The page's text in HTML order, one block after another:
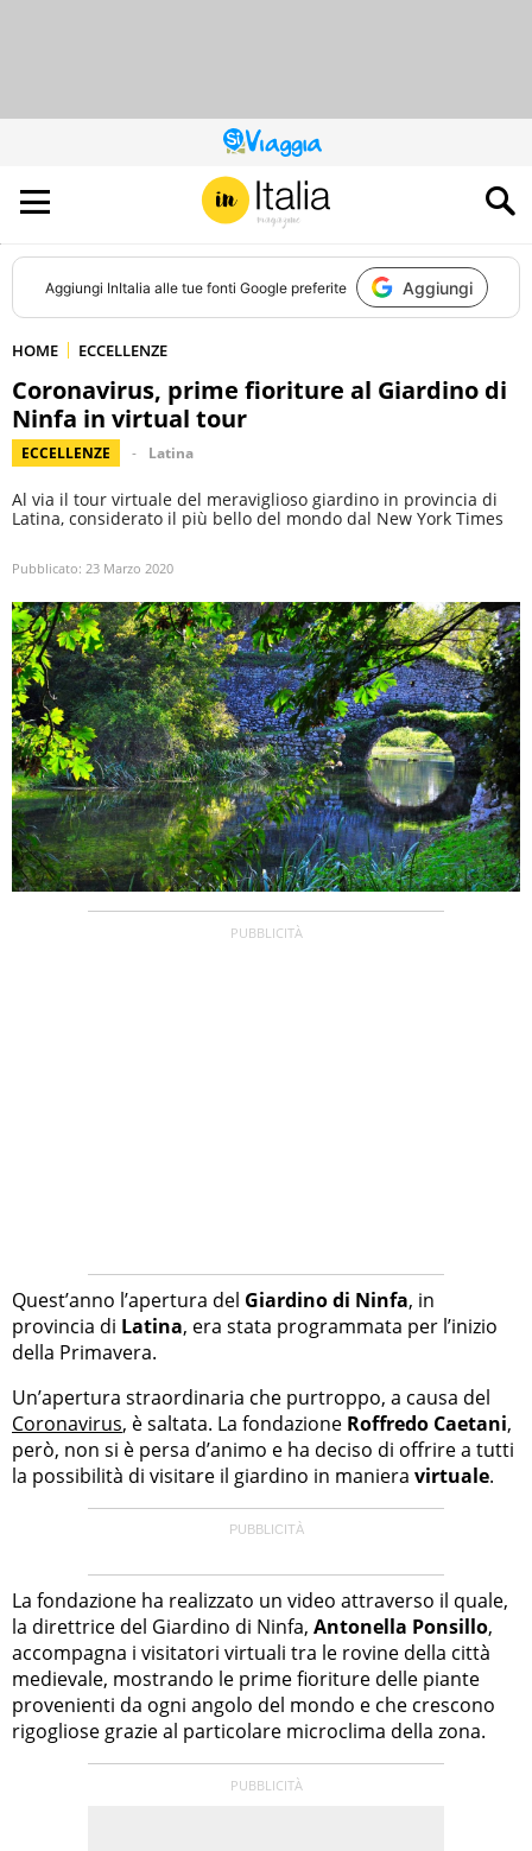
QUESTO
SITO
CONTRIBUISCE
ALL’AUDIENCE
DI
Aggiungi InItalia alle tue fonti Google preferite Aggiungi
HOME ECCELLENZE
Coronavirus, prime fioriture al Giardino di
Ninfa in virtual tour
ECCELLENZE Latina
Al via il tour virtuale del meraviglioso giardino in provincia di
Latina, considerato il più bello del mondo dal New York Times
Pubblicato: 23 Marzo 2020
Quest’anno l’apertura del Giardino di Ninfa, in
provincia di Latina, era stata programmata per l’inizio
della Primavera.
Un’apertura straordinaria che purtroppo, a causa del
Coronavirus, è saltata. La fondazione Roffredo Caetani,
però, non si è persa d’animo e ha deciso di offrire a tutti
la possibilità di visitare il giardino in maniera virtuale.
La fondazione ha realizzato un video attraverso il quale,
la direttrice del Giardino di Ninfa, Antonella Ponsillo,
accompagna i visitatori virtuali tra le rovine della città
medievale, mostrando le prime fioriture delle piante
provenienti da ogni angolo del mondo e che crescono
rigogliose grazie al particolare microclima della zona.